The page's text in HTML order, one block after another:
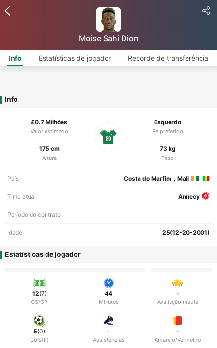
Moise Sahi Dion
Info Estatísticas de jogador Recorde de transferência
Info
£0.7 Milhões
Valor estimado
Esquerdo
Pé preferido
175 cm
Altura
73 kg
Peso
80
País Costa do Marfim，Mali
Time atual Annecy
Período do contrato
Idade 25(12-20-2001)
Estatísticas de jogador
12(7)
GS/GP
44
Minutes
-
Avaliação média
5(0)
Gols(P)
-
Assistências
-
Amarelo/Vermelho